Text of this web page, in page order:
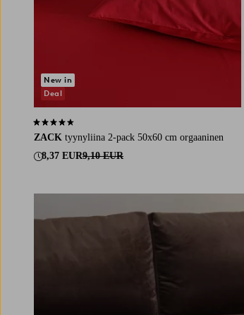
ZACK tyynyliina 2-pack 50x60 cm orgaaninen
8,37 EUR9,10 EUR
4,5 perustuen 685 arvosanaan
New in
Deal